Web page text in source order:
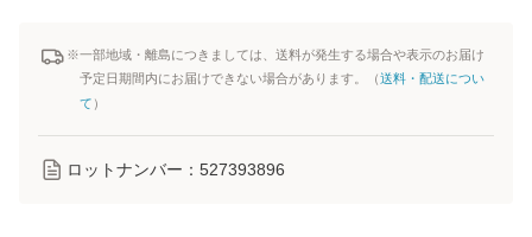
※一部地域・離島につきましては、送料が発生する場合や表示のお届け
予定日期間内にお届けできない場合があります。（送料・配送につい
て ）
ロットナンバー： 527393896